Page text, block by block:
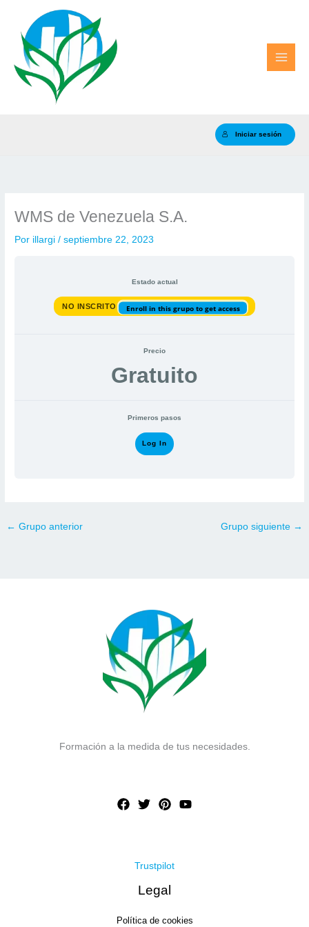
contenido
Iniciar sesión
WMS de Venezuela S.A.
Por illargi/septiembre 22, 2023
Estado actual
NO INSCRITO Enroll in this grupo to get access
Precio
Gratuito
Primeros pasos
Log In
← Grupo anterior Grupo siguiente →
Formación a la medida de tus necesidades.
Trustpilot
Legal
Política de cookies